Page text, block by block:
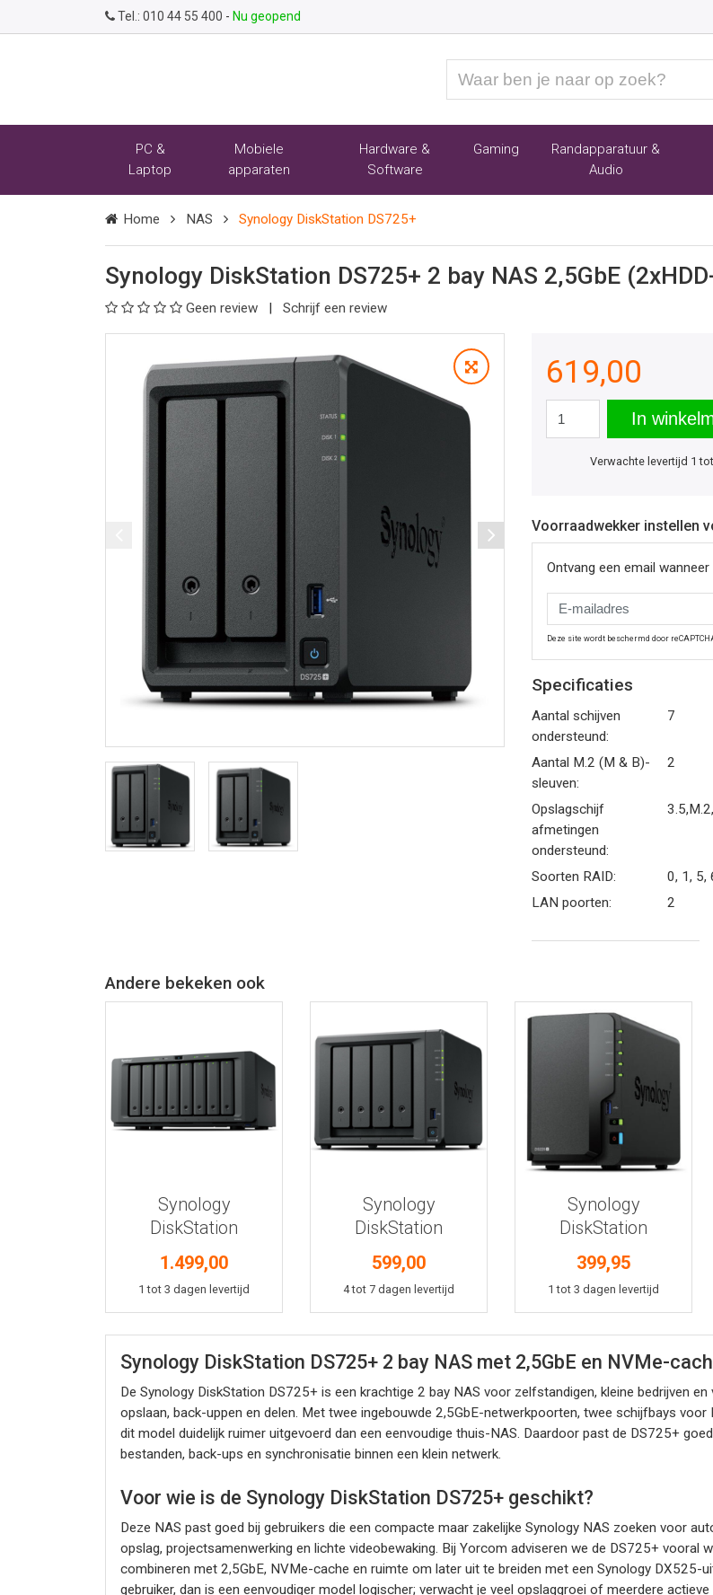
Tel.: 010 44 55 400 - Nu geopend
ben
naar
PC &
Laptop
Mobiele
apparaten
Hardware &
Software
Gaming
Randapparatuur &
Audio
Home NAS Synology DiskStation DS725+
Synology DiskStation DS725+ 2 bay NAS 2,5GbE
Geen review Schrijf een review
619,00
In
Verwachte levertijd 1
Voorraadwekker instellen
Ontvang een email
Deze site wordt beschermd door
Specificaties
Aantal schijven
ondersteund:
7
Aantal M.2 (M & B)-
sleuven:
2
Opslagschijf
afmetingen
ondersteund:
Soorten RAID:
0, 1, 5,
LAN poorten:
2
Andere bekeken ook
Synology
DiskStation
DS1825+
1.499,00
1 tot 3 dagen levertijd
In winkelmand
Bekijk meer informatie
Synology
DiskStation
DS425+
599,00
4 tot 7 dagen levertijd
In winkelmand
Bekijk meer informatie
Synology
DiskStation
DS225+
399,95
1 tot 3 dagen levertijd
In winkelmand
Synology DiskStation DS725+ 2 bay NAS met 2,5GbE en NVMe-
De Synology DiskStation DS725+ is een krachtige 2 bay NAS voor zelfstandigen, kleine bedrijven
opslaan, back-uppen en delen. Met twee ingebouwde 2,5GbE-netwerkpoorten, twee schijfbays
dit model duidelijk ruimer uitgevoerd dan een eenvoudige thuis-NAS. Daardoor past de DS725+
bestanden, back-ups en synchronisatie binnen een klein netwerk.
Voor wie is de Synology DiskStation DS725+ geschikt?
Deze NAS past goed bij gebruikers die een compacte maar zakelijke Synology NAS zoeken voor
opslag, projectsamenwerking en lichte videobewaking. Bij Yorcom adviseren we de DS725+ vooral
combineren met 2,5GbE, NVMe-cache en ruimte om later uit te breiden met een Synology DX525-
gebruiker, dan is een eenvoudiger model logischer; verwacht je veel opslaggroei of meerdere